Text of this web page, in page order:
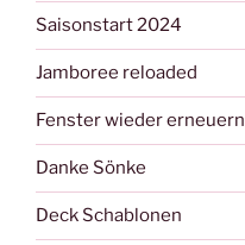
Saisonstart 2024
Jamboree reloaded
Fenster wieder erneuern
Danke Sönke
Deck Schablonen